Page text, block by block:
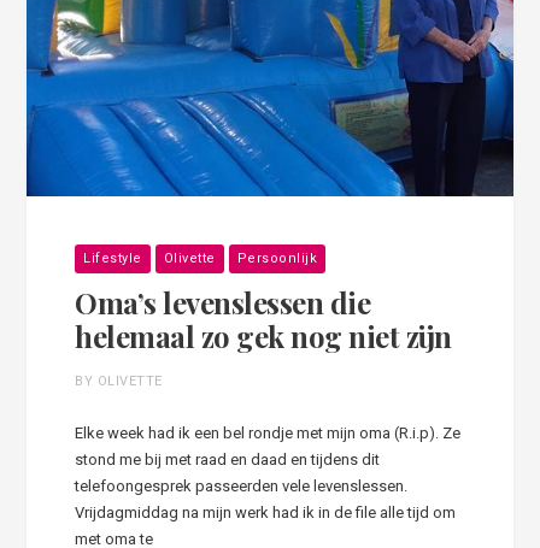
Lifestyle Olivette Persoonlijk
Oma’s levenslessen die
helemaal zo gek nog niet zijn
BY OLIVETTE
Elke week had ik een bel rondje met mijn oma (R.i.p). Ze
stond me bij met raad en daad en tijdens dit
telefoongesprek passeerden vele levenslessen.
Vrijdagmiddag na mijn werk had ik in de file alle tijd om
met oma te